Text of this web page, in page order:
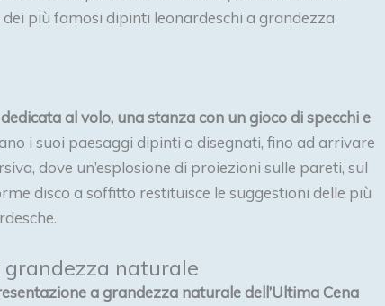
più famosi dipinti leonardeschi a grandezza
al volo, una stanza con un gioco di specchi e
i suoi paesaggi dipinti o disegnati, fino ad arrivare
dove un’esplosione di proiezioni sulle pareti, sul
disco a soffitto restituisce le suggestioni delle più
grandezza naturale
a grandezza naturale dell’Ultima Cena